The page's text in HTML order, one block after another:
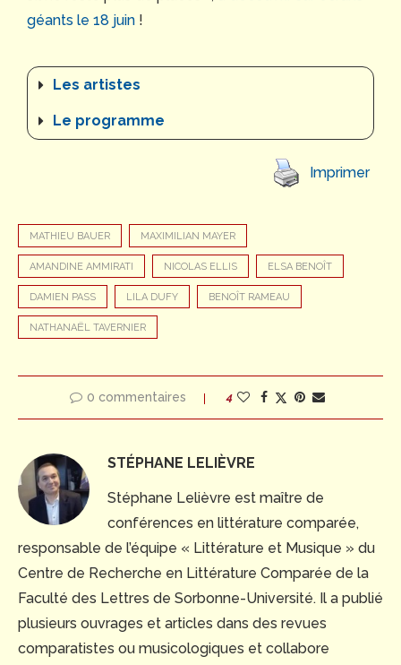
géants le 18 juin !
Les artistes
Le programme
Imprimer
MATHIEU BAUER MAXIMILIAN MAYER
AMANDINE AMMIRATI NICOLAS ELLIS ELSA BENOÎT
DAMIEN PASS LILA DUFY BENOÎT RAMEAU
NATHANAËL TAVERNIER
0 commentaires 4
STÉPHANE LELIÈVRE
Stéphane Lelièvre est maître de
conférences en littérature comparée,
responsable de l’équipe « Littérature et Musique » du
Centre de Recherche en Littérature Comparée de la
Faculté des Lettres de Sorbonne-Université. Il a publié
plusieurs ouvrages et articles dans des revues
comparatistes ou musicologiques et collabore